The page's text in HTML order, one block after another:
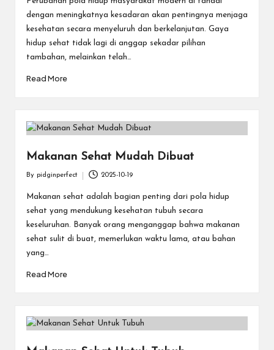
dengan meningkatnya kesadaran akan pentingnya menjaga
kesehatan secara menyeluruh dan berkelanjutan. Gaya
hidup sehat tidak lagi di anggap sekadar pilihan
tambahan, melainkan telah…
Read More
Makanan Sehat Mudah Dibuat
by
By pidginperfect 2025-10-19
Makanan sehat adalah bagian penting dari pola hidup
sehat yang mendukung kesehatan tubuh secara
keseluruhan. Banyak orang menganggap bahwa makanan
sehat sulit di buat, memerlukan waktu lama, atau bahan
yang…
Read More